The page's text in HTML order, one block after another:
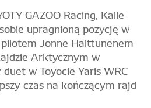
GAZOO Racing, Kalle
upragnioną pozycję w
Jonne Halttunenem
Arktycznym w
w Toyocie Yaris WRC
czas na kończącym rajd